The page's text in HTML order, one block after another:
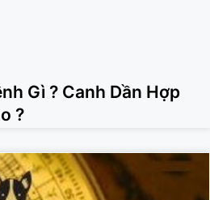
Gì ? Canh Dần Hợp
?